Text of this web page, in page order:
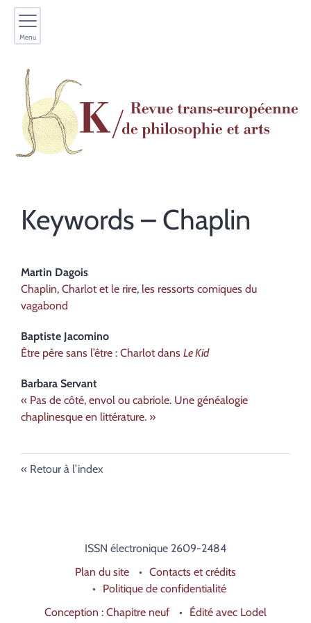
Menu
Keywords – Chaplin
Martin Dagois
Chaplin, Charlot et le rire, les ressorts comiques du
vagabond
Baptiste Jacomino
Être père sans l’être : Charlot dans Le Kid
Barbara Servant
« Pas de côté, envol ou cabriole. Une généalogie
chaplinesque en littérature. »
Retour à l’index
ISSN électronique 2609-2484
Plan du site
Contacts et crédits
Politique de confidentialité
Conception : Chapitre neuf
Édité avec Lodel